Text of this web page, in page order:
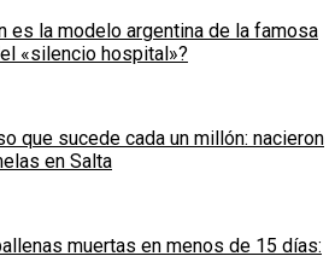
es la modelo argentina de la famosa
«silencio hospital»?
que sucede cada un millón: nacieron
en Salta
muertas en menos de 15 días: